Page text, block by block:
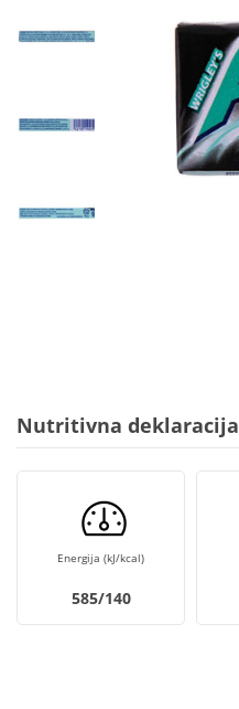
Nutritivna deklaracija
Energija (kJ/kcal)
585/140